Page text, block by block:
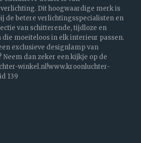
Dit hoogwaardige merk is
de betere verlichtingsspecialisten en
van schitterende, tijdloze en
moeiteloos in elk interieur passen.
exclusieve designlamp van
Neem dan zeker een kijkje op de
winkel.nl!www.kroonluchter-
139